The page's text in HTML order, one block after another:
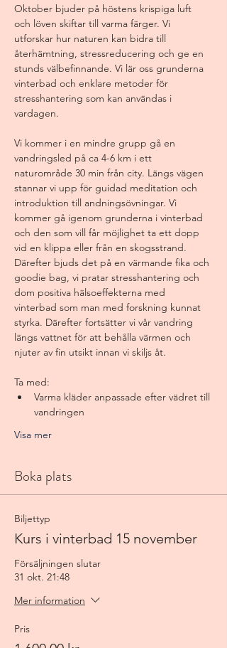
Oktober bjuder på höstens krispiga luft
och löven skiftar till varma färger. Vi
utforskar hur naturen kan bidra till
återhämtning, stressreducering och ge en
stunds välbefinnande. Vi lär oss grunderna
vinterbad och enklare metoder för
stresshantering som kan användas i
vardagen.
Vi kommer i en mindre grupp gå en
vandringsled på ca 4-6 km i ett
naturområde 30 min från city. Längs vägen
stannar vi upp för guidad meditation och
introduktion till andningsövningar. Vi
kommer gå igenom grunderna i vinterbad
och den som vill får möjlighet ta ett dopp
vid en klippa eller från en skogsstrand.
Därefter bjuds det på en värmande fika och
goodie bag, vi pratar stresshantering och
dom positiva hälsoeffekterna med
vinterbad som man med forskning kunnat
styrka. Därefter fortsätter vi vår vandring
längs vattnet för att behålla värmen och
njuter av fin utsikt innan vi skiljs åt.
Ta med:
Varma kläder anpassade efter vädret till
vandringen
Visa mer
Boka plats
Biljettyp
Kurs i vinterbad 15 november
Försäljningen slutar
31 okt. 21:48
Mer information
Pris